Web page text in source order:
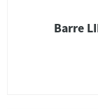
Barre